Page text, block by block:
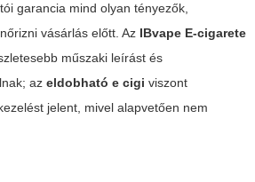
garancia mind olyan tényezők,
vásárlás előtt. Az IBvape E-cigarete
műszaki leírást és
az eldobható e cigi viszont
jelent, mivel alapvetően nem